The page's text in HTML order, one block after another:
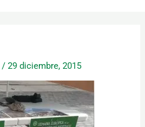
/29 diciembre, 2015